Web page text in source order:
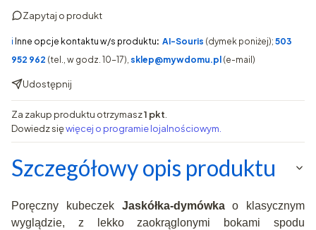
Zapytaj o produkt
ℹ️ Inne opcje kontaktu w/s produktu: AI-Souris (dymek poniżej); 503
952 962 (tel., w godz. 10-17), sklep@mywdomu.pl (e-mail)
Udostępnij
Za zakup produktu otrzymasz1 pkt
Dowiedz sięwięcej o programie lojalnościowym.
Szczegółowy opis produktu
Poręczny kubeczek Jaskółka-dymówkao klasycznym
wyglądzie, z lekko zaokrąglonymi bokami spodu